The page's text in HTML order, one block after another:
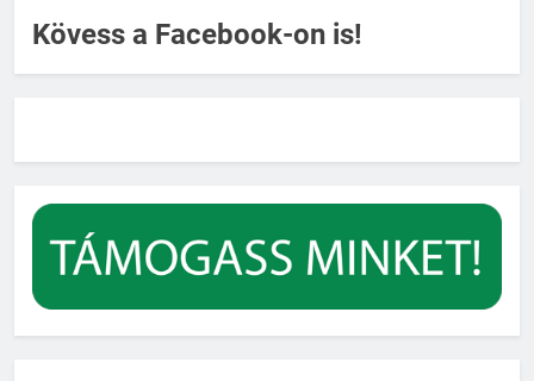
Kövess a Facebook-on is!